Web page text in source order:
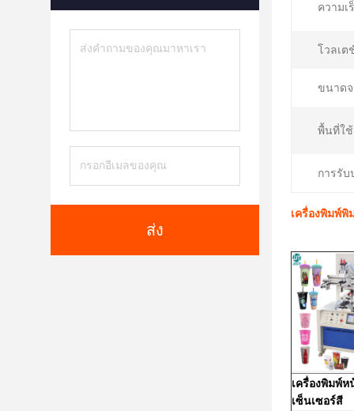
ส่ง
ความเ
โวลเต
ขนาด
พื้นที่ใ
การรับ
เครื่องพิมพ์
เครื่องพิมพ์ห
เซ็นเซอร์สี